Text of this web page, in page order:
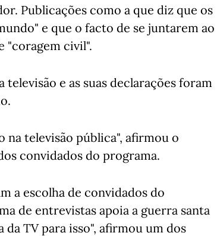
Publicações como a que diz que os
e que o facto de se juntarem ao
"coragem civil".
e as suas declarações foram
na televisão pública", afirmou o
convidados do programa.
a escolha de convidados do
de entrevistas apoia a guerra santa
da TV para isso", afirmou um dos